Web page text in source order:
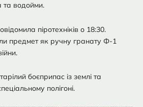
та водойми.
піротехніків о 18:30.
предмет як ручну гранату Ф-1
боєприпас із землі та
полігоні.